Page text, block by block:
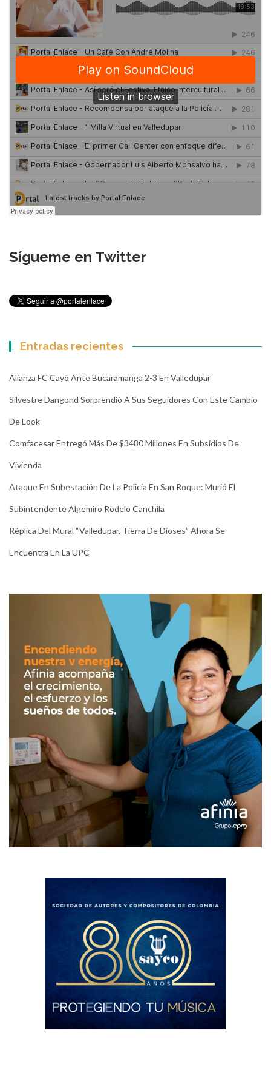
Sígueme en Twitter
Entradas recientes
Alianza FC Cayó Ante Bucaramanga 2-3 En Valledupar
Silvestre Dangond Sorprendió A Sus Seguidores Con Este Cambio
De Look
Comfacesar Entregó Más De $3480 Millones En Subsidios De
Vivienda
Ataque En Subestación De La Policía En San Roque: Murió El
Subintendente Algemiro Rodelo Canchila
Réplica Del Mural “Valledupar, Tierra De Dioses” Ahora Se
Encuentra En La UPC